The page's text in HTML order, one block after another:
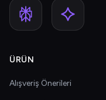
ÜRÜN
Alışveriş Önerileri